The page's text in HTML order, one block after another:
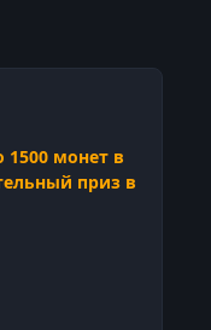
монет в
приз в